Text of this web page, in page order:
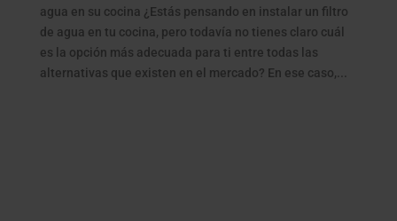
agua en su cocina ¿Estás pensando en instalar un filtro
de agua en tu cocina, pero todavía no tienes claro cuál
es la opción más adecuada para ti entre todas las
alternativas que existen en el mercado? En ese caso,...